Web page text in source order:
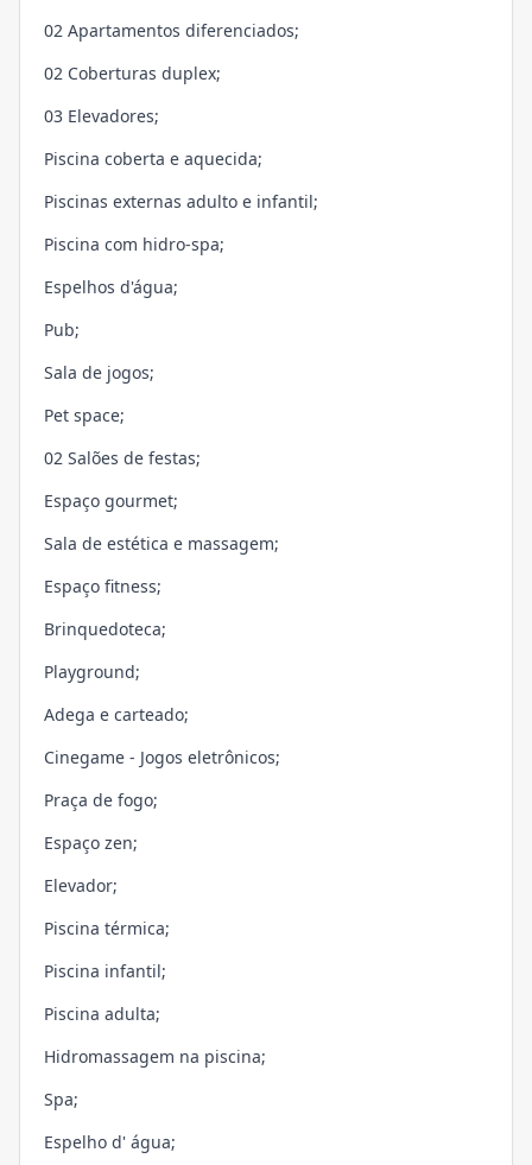
02 Apartamentos diferenciados;
02 Coberturas duplex;
03 Elevadores;
Piscina coberta e aquecida;
Piscinas externas adulto e infantil;
Piscina com hidro-spa;
Espelhos d'água;
Pub;
Sala de jogos;
Pet space;
02 Salões de festas;
Espaço gourmet;
Sala de estética e massagem;
Espaço fitness;
Brinquedoteca;
Playground;
Adega e carteado;
Cinegame - Jogos eletrônicos;
Praça de fogo;
Espaço zen;
Elevador;
Piscina térmica;
Piscina infantil;
Piscina adulta;
Hidromassagem na piscina;
Spa;
Espelho d' água;